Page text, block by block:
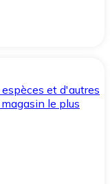
et d'autres
le plus